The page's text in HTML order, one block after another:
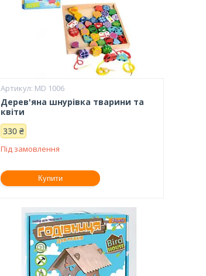
MD 1006
Дерев'яна шнурівка тварини та
квіти
330 ₴
Під замовлення
Купити